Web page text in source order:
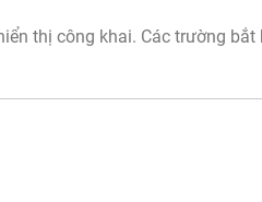
thị công khai. Các trường